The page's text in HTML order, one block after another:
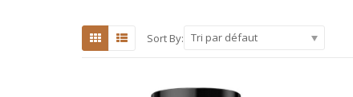
Sort By: Tri par défaut